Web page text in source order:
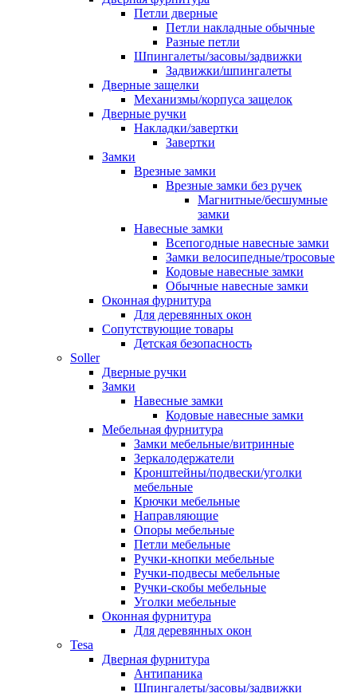
Петли дверные
Петли накладные обычные
Разные петли
Шпингалеты/засовы/задвижки
Задвижки/шпингалеты
Дверные защелки
Механизмы/корпуса защелок
Дверные ручки
Накладки/завертки
Завертки
Замки
Врезные замки
Врезные замки без ручек
Магнитные/бесшумные
замки
Навесные замки
Всепогодные навесные замки
Замки велосипедные/тросовые
Кодовые навесные замки
Обычные навесные замки
Оконная фурнитура
Для деревянных окон
Сопутствующие товары
Детская безопасность
Soller
Дверные ручки
Замки
Навесные замки
Кодовые навесные замки
Мебельная фурнитура
Замки мебельные/витринные
Зеркалодержатели
Кронштейны/подвески/уголки
мебельные
Крючки мебельные
Направляющие
Опоры мебельные
Петли мебельные
Ручки-кнопки мебельные
Ручки-подвесы мебельные
Ручки-скобы мебельные
Уголки мебельные
Оконная фурнитура
Для деревянных окон
Tesa
Дверная фурнитура
Антипаника
Шпингалеты/засовы/задвижки